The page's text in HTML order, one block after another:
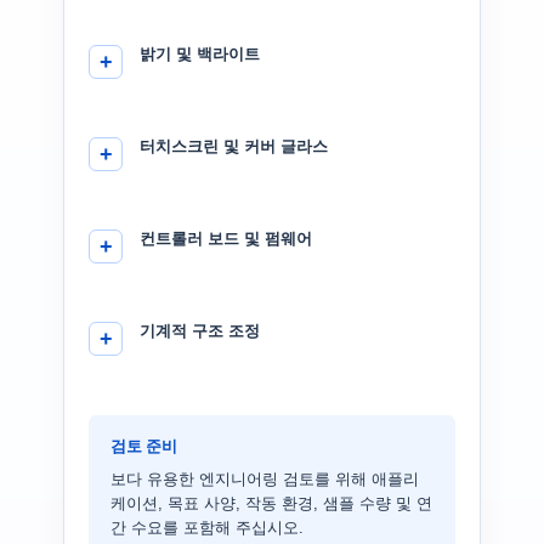
밝기 및 백라이트
터치스크린 및 커버 글라스
컨트롤러 보드 및 펌웨어
기계적 구조 조정
검토 준비
보다 유용한 엔지니어링 검토를 위해 애플리
케이션, 목표 사양, 작동 환경, 샘플 수량 및 연
간 수요를 포함해 주십시오.